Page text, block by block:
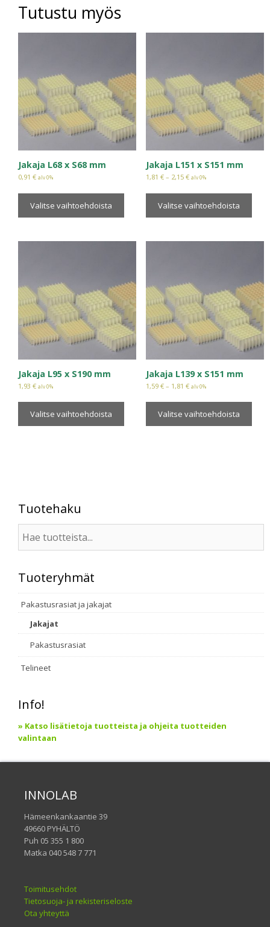
Tutustu myös
Jakaja L68 x S68 mm
0,91 € alv 0%
Valitse vaihtoehdoista
Jakaja L151 x S151 mm
1,81€ – 2,15€ alv 0%
Valitse vaihtoehdoista
Jakaja L95 x S190 mm
1,93 € alv 0%
Valitse vaihtoehdoista
Jakaja L139 x S151 mm
1,59€ – 1,81€ alv 0%
Valitse vaihtoehdoista
Tuotehaku
Tuoteryhmät
Pakastusrasiat ja jakajat
Jakajat
Pakastusrasiat
Telineet
Info!
» Katso lisätietoja tuotteista ja ohjeita tuotteiden
valintaan
INNOLAB
Hämeenkankaantie 39
49660 PYHÄLTÖ
Puh 05 355 1 800
Matka 040 548 7 771
Toimitusehdot
Tietosuoja- ja rekisteriseloste
Ota yhteyttä